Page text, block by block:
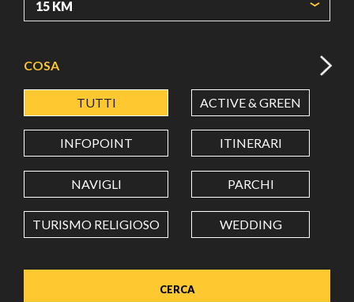
LATITUDINE
LONGITUDINE
Value in decimal degrees. Use dot (.) as decimal separator.
COSA
TUTTI ACTIVE & GREEN
INFOPOINT ITINERARI
NAVIGLI PARCHI
TURISMO RELIGIOSO WEDDING